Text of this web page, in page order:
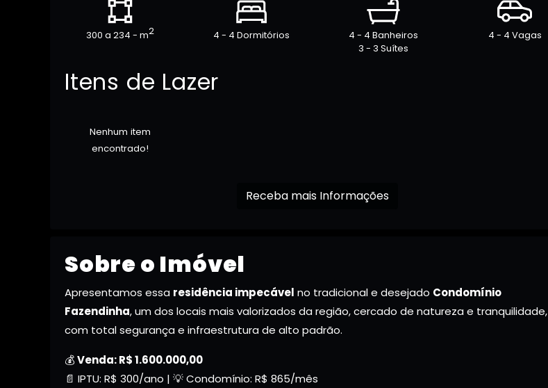
300 a 234 - m2 4 - 4 Dormitórios
4 - 4 Banheiros
3 - 3 Suítes
4 - 4 Vagas
Itens de Lazer
Nenhum item
encontrado!
Receba mais Informações
Sobre o Imóvel
Apresentamos essa residência impecável no tradicional e desejado Condomínio
Fazendinha, um dos locais mais valorizados da região, cercado de natureza e tranquilidade,
com total segurança e infraestrutura de alto padrão.
💰Venda: R$ 1.600.000,00
📄 IPTU: R$ 300/ano | 💡 Condomínio: R$ 865/mês